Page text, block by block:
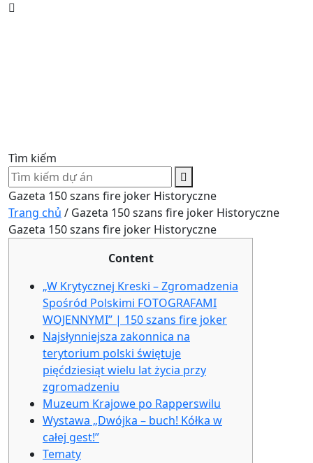
Tìm kiếm
Gazeta 150 szans fire joker Historyczne
Trang chủ / Gazeta 150 szans fire joker Historyczne
Gazeta 150 szans fire joker Historyczne
Content
„W Krytycznej Kreski – Zgromadzenia
Spośród Polskimi FOTOGRAFAMI
WOJENNYMI” | 150 szans fire joker
Najsłynniejsza zakonnica na
terytorium polski świętuje
pięćdziesiąt wielu lat życia przy
zgromadzeniu
Muzeum Krajowe po Rapperswilu
Wystawa „Dwójka – buch! Kółka w
całej gest!”
Tematy